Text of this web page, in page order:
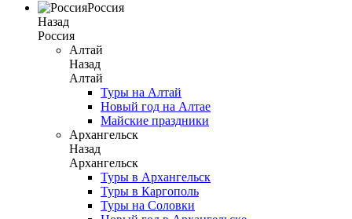
Россия
Назад
Россия
Алтай
Назад
Алтай
Туры на Алтай
Новый год на Алтае
Майские праздники
Архангельск
Назад
Архангельск
Туры в Архангельск
Туры в Каргополь
Туры на Соловки